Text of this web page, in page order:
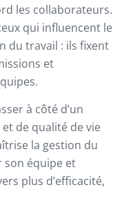
les collaborateurs.
qui influencent le
du travail : ils fixent
et
à côté d’un
de qualité de vie
la gestion du
son équipe et
plus d’efficacité,